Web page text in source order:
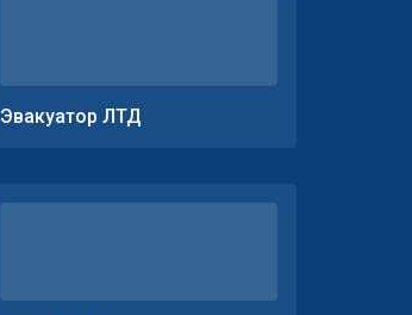
Эвакуатор ЛТД